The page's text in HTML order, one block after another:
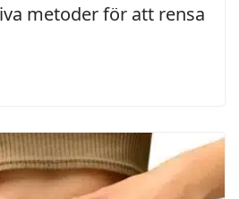
metoder för att rensa